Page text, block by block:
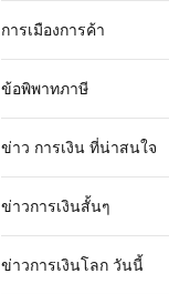
การเมืองการค้า
ข้อพิพาทภาษี
ข่าว การเงิน ที่น่าสนใจ
ข่าวการเงินสั้นๆ
ข่าวการเงินโลก วันนี้